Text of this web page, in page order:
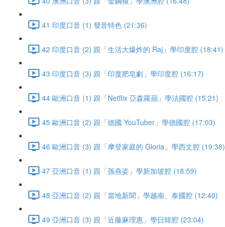
41 印度口音 (1) 發音特色 (21:36)
42 印度口音 (2) 跟「生活大爆炸的 Raj」學印度腔 (18:41)
43 印度口音 (3) 跟「印度肥皂劇」學印度腔 (16:17)
44 歐洲口音 (1) 跟「Netflix 亞森羅蘋」學法國腔 (15:21)
45 歐洲口音 (2) 跟「德國 YouTuber」學德國腔 (17:03)
46 歐洲口音 (3) 跟「摩登家庭的 Gloria」學西文腔 (19:38)
47 亞洲口音 (1) 跟「孫燕姿」學新加坡腔 (18:59)
48 亞洲口音 (2) 跟「當地新聞」學越南、泰國腔 (12:40)
49 亞洲口音 (3) 跟「近藤麻理惠」學日韓腔 (23:04)